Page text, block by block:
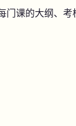
课的大纲、考